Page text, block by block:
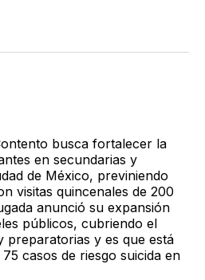
busca fortalecer la
en secundarias y
de México, previniendo
visitas quincenales de 200
anunció su expansión
públicos, cubriendo el
preparatorias y es que está
casos de riesgo suicida en